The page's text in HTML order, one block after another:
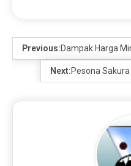
Previous:Dampak Harga
Next:Pesona